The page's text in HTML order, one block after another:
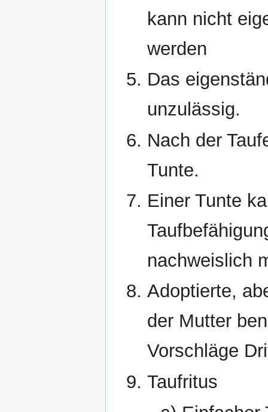
kann nicht
werden
Das
unzulässig.
Nach der
Tunte.
Einer Tunte
nachweislich
Adoptierte,
der Mutter
Vorschläge
Taufritus